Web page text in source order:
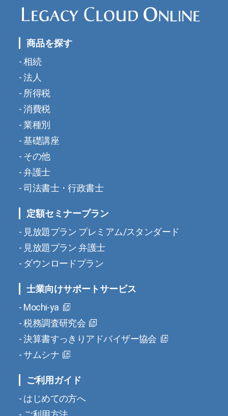
商品を探す
相続
法人
所得税
消費税
業種別
基礎講座
その他
弁護士
司法書士・行政書士
定額セミナープラン
見放題プラン プレミアム/スタンダード
見放題プラン 弁護士
ダウンロードプラン
士業向けサポートサービス
Mochi-ya
税務調査研究会
決算書すっきりアドバイザー協会
サムシナ
ご利用ガイド
はじめての方へ